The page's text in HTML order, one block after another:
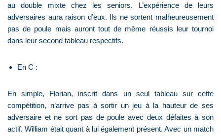
au double mixte chez les seniors. L’expérience de leurs
adversaires aura raison d’eux. Ils ne sortent malheureusement
pas de poule mais auront tout de même réussis leur tournoi
dans leur second tableau respectifs.
En C :
En simple, Florian, inscrit dans un seul tableau sur cette
compétition, n’arrive pas à sortir un jeu à la hauteur de ses
adversaire et ne sort pas de poule avec deux défaites à son
actif. William était quant à lui également présent. Avec un match